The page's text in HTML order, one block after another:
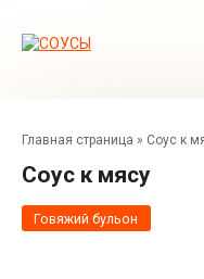
контенту
Главная страница » Соус к
Соус к мясу
Говяжий бульон